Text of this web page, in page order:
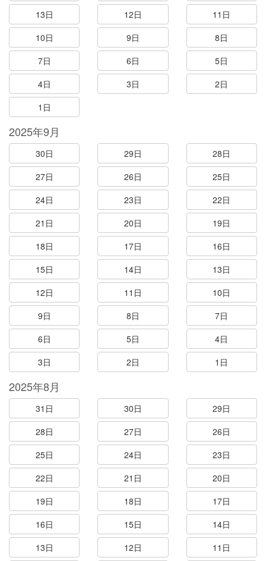
13日
12日
11日
10日
9日
8日
7日
6日
5日
4日
3日
2日
1日
2025年9月
30日 29日
28日
27日
26日
25日
24日
23日
22日
21日
20日
19日
18日
17日
16日
15日
14日
13日
12日
11日
10日
9日
8日
7日
6日
5日
4日
3日
2日 1日
2025年8月
31日 30日
29日
28日
27日
26日
25日
24日
23日
22日
21日
20日
19日
18日
17日
16日
15日
14日
13日
12日
11日